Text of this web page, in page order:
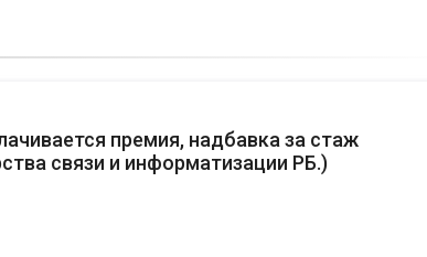
премия, надбавка за стаж
связи и информатизации РБ.)